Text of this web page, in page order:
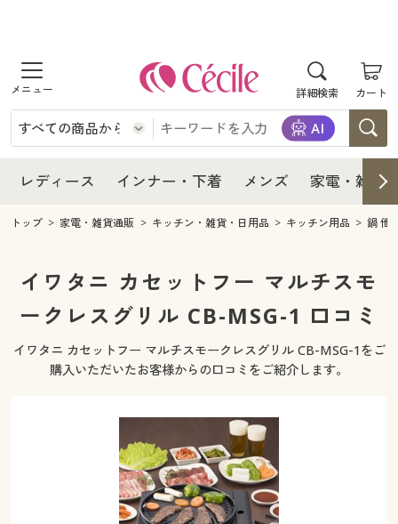
詳細検索 カート
商品を探す
レディース
レディースファッション
女性下着
インナー・下着
インナー・下着通販すべて
女性下着
メンズ下着
ジュニア・ティーンズ下着
メンズ
メンズ通販すべて
メンズファッション
メンズ下着
家電・雑貨
家電・雑貨すべて
キッチン・雑貨・日用品
寝具・インテリア・家具
寝具・インテリア・家具通販すべて
カーテン・ラグ・ファブリック
美容・健康
美容・健康通販すべて
美容・健康・サプリメント
制服・スクール
制服・スクールすべて
大きいサイズ通販すべて
レディース インナー・下着 メンズ 家電・雑貨
レディース
レディース通販すべて
レディースファッション
インナー・下着
インナー・下着通販すべて
ジュニア・ティーンズ下着
メンズ
メンズ下着
家電
キッチン・雑貨・日用品
寝具・インテリア・家具通販すべて
家具・収納
カーテン・ラグ・ファブリック
美容・健康
美容・健康通販すべて
制服・スクール
ジュニア・ティーンズ下着
大きいサイズ通販すべて
大きいサイズ レディース服
トップ 家電・雑貨通販 キッチン・雑貨・日用品 キッチン用品 鍋 他
イワタニ カセットフー マルチスモ
ークレスグリル CB-MSG-1 口コミ
イワタニ カセットフー マルチスモークレスグリル CB-MSG-1をご
購入いただいたお客様からの口コミをご紹介します。